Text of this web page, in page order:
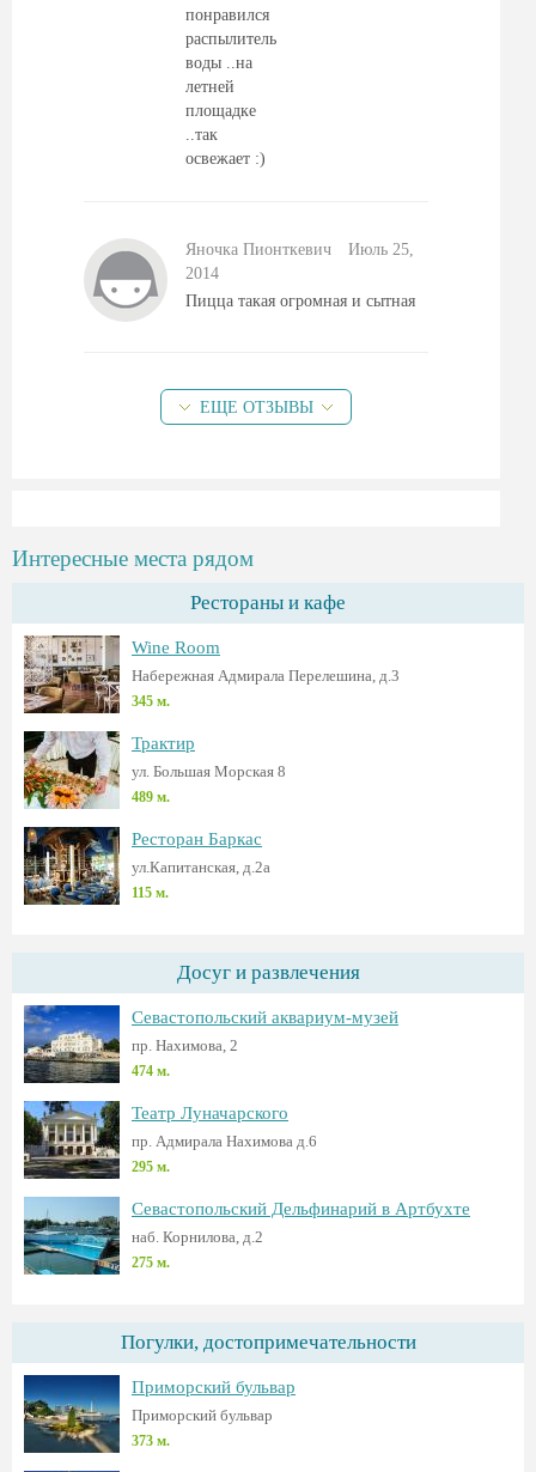
понравился
распылитель
воды ..на
летней
площадке
..так
освежает :)
Яночка Пионткевич
Июль 25,
2014
Пицца такая огромная и сытная
ЕЩЕ ОТЗЫВЫ
Интересные места рядом
Рестораны и кафе
Wine Room
Набережная Адмирала Перелешина, д.3
345 м.
Трактир
ул. Большая Морская 8
489 м.
Ресторан Баркас
ул.Капитанская, д.2а
115 м.
Досуг и развлечения
Севастопольский аквариум-музей
пр. Нахимова, 2
474 м.
Театр Луначарского
пр. Адмирала Нахимова д.6
295 м.
Севастопольский Дельфинарий в Артбухте
наб. Корнилова, д.2
275 м.
Погулки, достопримечательности
Приморский бульвар
Приморский бульвар
373 м.